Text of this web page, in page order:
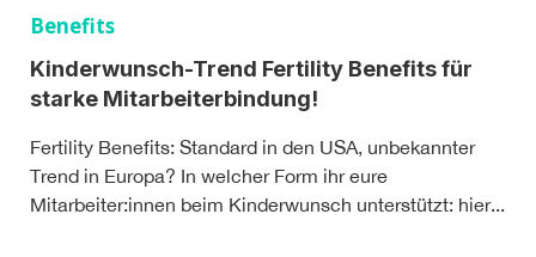
Benefits
Kinderwunsch-Trend Fertility Benefits für
starke Mitarbeiterbindung!
Fertility Benefits: Standard in den USA, unbekannter
Trend in Europa? In welcher Form ihr eure
Mitarbeiter:innen beim Kinderwunsch unterstützt: hier...